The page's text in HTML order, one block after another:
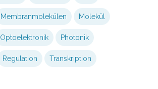
Membranmolekülen Molekül
Optoelektronik Photonik
Regulation Transkription